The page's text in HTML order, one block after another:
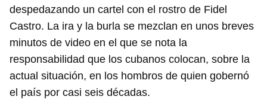
despedazando un cartel con el rostro de Fidel
Castro. La ira y la burla se mezclan en unos breves
minutos de video en el que se nota la
responsabilidad que los cubanos colocan, sobre la
actual situación, en los hombros de quien gobernó
el país por casi seis décadas.